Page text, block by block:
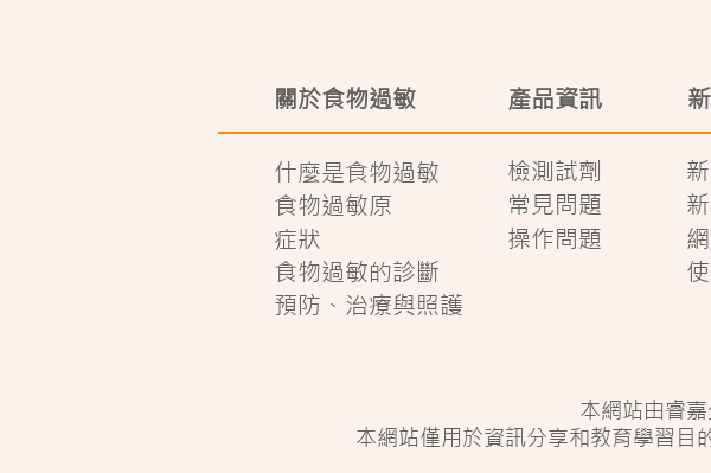
關於食物過敏 產品資訊
什麼是食物過敏
食物過敏原
症狀
食物過敏的診斷
檢測試劑
常見問題
操作問題
預防、治療與照護
本網站由睿
本網站僅用於資訊分享和教育學習目